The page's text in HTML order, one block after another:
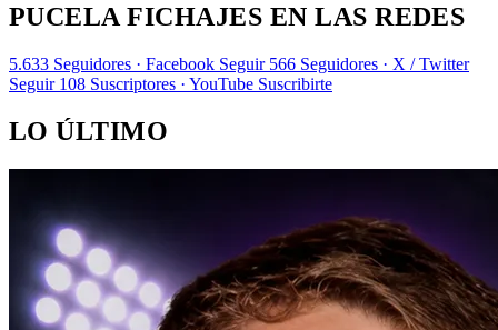
PUCELA FICHAJES EN LAS REDES
5.633 Seguidores · Facebook Seguir 566 Seguidores · X / Twitter
Seguir 108 Suscriptores · YouTube Suscribirte
LO ÚLTIMO